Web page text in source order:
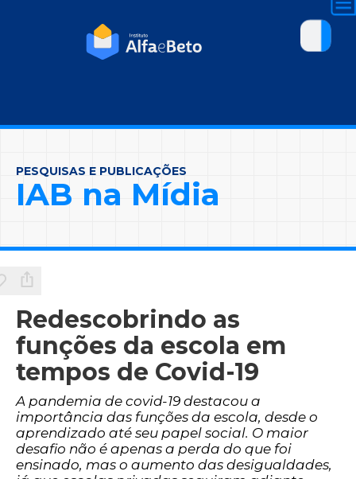
PESQUISAS E PUBLICAÇÕES
IAB na Mídia
Redescobrindo as
funções da escola em
tempos de Covid-19
A pandemia de covid-19 destacou a
importância das funções da escola, desde o
aprendizado até seu papel social. O maior
desafio não é apenas a perda do que foi
ensinado, mas o aumento das desigualdades,